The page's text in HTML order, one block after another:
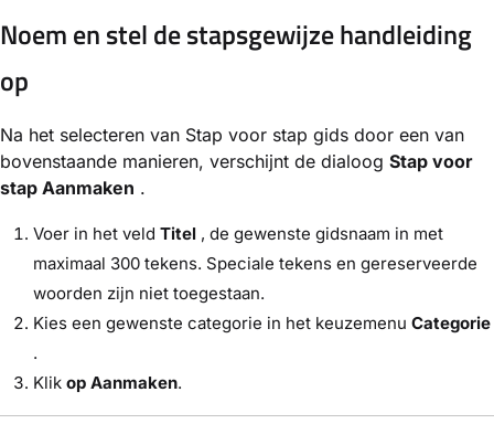
Noem en stel de stapsgewijze handleiding
op
Na het selecteren van Stap voor stap gids door een van
bovenstaande manieren, verschijnt de dialoog Stap voor
stap Aanmaken .
Voer in het veld Titel , de gewenste gidsnaam in met
maximaal 300 tekens. Speciale tekens en gereserveerde
woorden zijn niet toegestaan.
Kies een gewenste categorie in het keuzemenu Categorie
.
Klik op Aanmaken.